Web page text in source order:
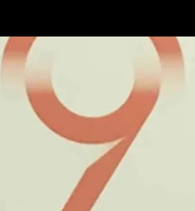
Zulassung
FAQ
Career Development an
Networking
International
Auslandsprogramme
Studierenden